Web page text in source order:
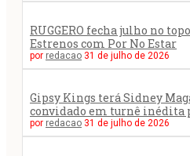
RUGGERO fecha julho no
Estrenos com Por No Estar
por redacao 31 de julho de 2026
Gipsy Kings terá Sidney
convidado em turnê inédita
por redacao 31 de julho de 2026